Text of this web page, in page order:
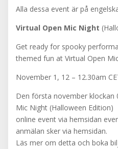
Alla dessa event är på
Virtual Open Mic Night
Get ready for spooky
themed fun at Virtual Open
November 1, 12 – 12.30am
Den första november klockan
Mic Night (Halloween Edition)
online event via hemsidan
anmälan sker via hemsidan.
Läs mer om detta och boka